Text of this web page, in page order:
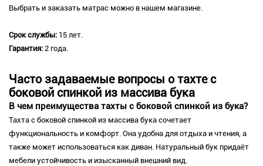
Выбрать и заказать матрас можно в нашем магазине.
Срок службы: 15 лет.
Гарантия: 2 года.
Часто задаваемые вопросы о тахте с
боковой спинкой из массива бука
В чем преимущества тахты с боковой спинкой из бука?
Тахта с боковой спинкой из массива бука сочетает
функциональность и комфорт. Она удобна для отдыха и чтения, а
также может использоваться как диван. Натуральный бук придаёт
мебели устойчивость и изысканный внешний вид.